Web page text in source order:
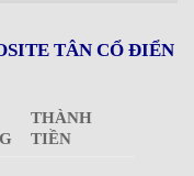
TÂN CỔ ĐIỂN
THÀNH
TIỀN